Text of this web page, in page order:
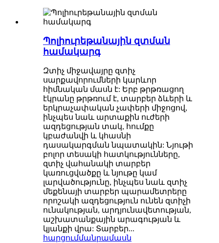
Պոլիուրեթանային զտման
համակարգ
Զտիչ միջավայրը զտիչ
սարքավորումների կարևոր
հիմնական մասն է: Երբ թրթռացող
էկրանը թրթռում է, տարբեր ձևերի և
երկրաչափական չափերի միջոցով,
ինչպես նաև արտաքին ուժերի
ազդեցության տակ, հումքը
կբաժանվի և կհասնի
դասակարգման նպատակին: Նյութի
բոլոր տեսակի հատկությունները,
զտիչ վահանակի տարբեր
կառուցվածքը և նյութը կամ
լարվածությունը, ինչպես նաև զտիչ
մեքենայի տարբեր պարամետրերը
որոշակի ազդեցություն ունեն զտիչի
ունակության, արդյունավետության,
աշխատանքային արագության և
կյանքի վրա: Տարբեր...
հարցումմանրամասն